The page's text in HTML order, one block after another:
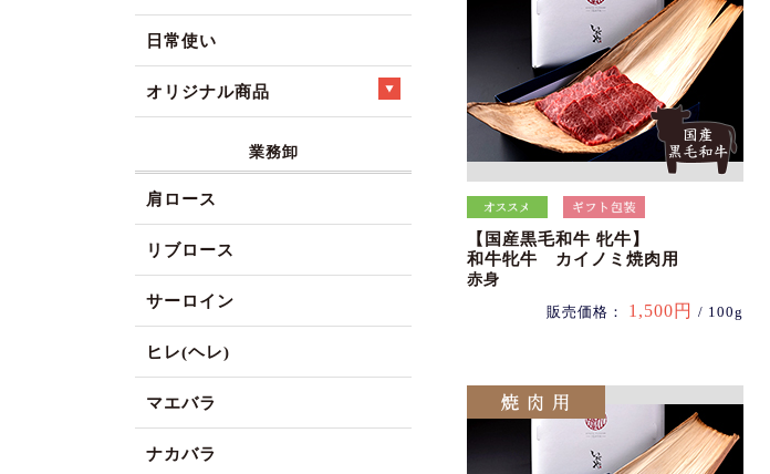
【国産黒毛和牛 牝牛】
和牛牝牛 カイノミ焼肉用
赤身
販売価格： 1,500円 / 100g
日常使い
オリジナル商品
業務卸
肩ロース
リブロース
サーロイン
ヒレ(ヘレ)
マエバラ
ナカバラ